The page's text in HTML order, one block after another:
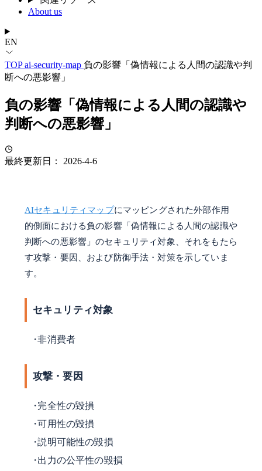
About us
EN
TOPai-security-map 負の影響「偽情報による人間の認識や判
断への悪影響」
負の影響「偽情報による人間の認識や
判断への悪影響」
最終更新日： 2026-4-6
AIセキュリティマップにマッピングされた外部作用
的側面における負の影響「偽情報による人間の認識や
判断への悪影響」のセキュリティ対象、それをもたら
す攻撃・要因、および防御手法・対策を示していま
す。
セキュリティ対象
非消費者
攻撃・要因
完全性の毀損
可用性の毀損
説明可能性の毀損
出力の公平性の毀損